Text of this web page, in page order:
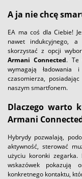
A ja nie chcę
EA ma coś dla Ciebie!
nawet indukcyjnego,
skorzystać z opcji
Armani Connected. Te
wymagają ładowania
czasomierza,
naszym smartfonem.
Dlaczego warto
Armani
Hybrydy pozwalają,
aktywność, sterować
użyciu koronki
wskazówek pokazują
konkretnego kontaktu,